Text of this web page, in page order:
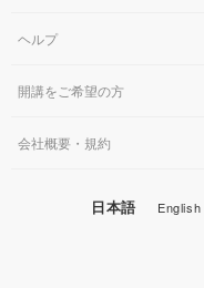
ヘルプ
開講をご希望の方
会社概要・規約
日本語 English